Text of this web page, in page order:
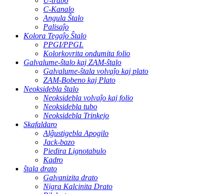
C-Kanalo
Angula Ŝtalo
Palisaĵo
Kolora Tegaĵo Ŝtalo
PPGI/PPGL
Kolorkovrita ondumita folio
Galvalume-ŝtalo kaj ZAM-ŝtalo
Galvalume-ŝtala volvaĵo kaj plato
ZAM-Bobeno kaj Plato
Neoksidebla ŝtalo
Neoksidebla volvaĵo kaj folio
Neoksidebla tubo
Neoksidebla Trinkejo
Skafaldaro
Alĝustigebla Apogilo
Jack-bazo
Piedira Lignotabulo
Kadro
ŝtala drato
Galvanizita drato
Nigra Kalcinita Drato